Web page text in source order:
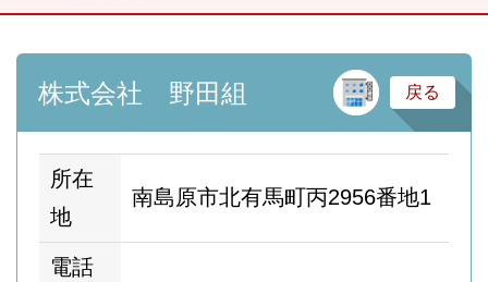
株式会社 野田組 建
戻る
所在
地
南島原市北有馬町丙2956番地1
電話